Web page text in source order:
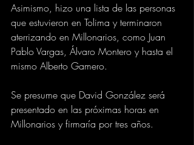
Asimismo, hizo una lista de las personas
que estuvieron en Tolima y terminaron
aterrizando en Millonarios, como Juan
Pablo Vargas, Álvaro Montero y hasta el
mismo Alberto Gamero.
Se presume que David González será
presentado en las próximas horas en
Millonarios y firmaría por tres años.